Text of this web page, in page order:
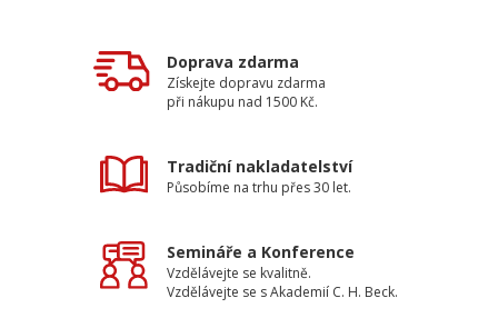
Doprava zdarma
Získejte dopravu zdarma
při nákupu nad 1500 Kč.
Tradiční nakladatelství
Působíme na trhu přes 30 let.
Semináře a Konference
Vzdělávejte se kvalitně.
Vzdělávejte se s Akademií C. H. Beck.